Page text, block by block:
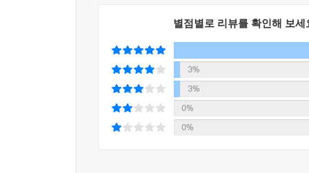
3학년으로 다시 태어난 자언. 인생은 가까이서
또는 비극이라 하기엔 아직 너무 가까운 과거다.
자언에게 가장 중요하다는 한 해, 10대의 끝자
관찰한다. 속을 알 수 없었던 친구들과 잔소리
별점별로 리뷰를 확인해 보세
3%
3%
0%
0%